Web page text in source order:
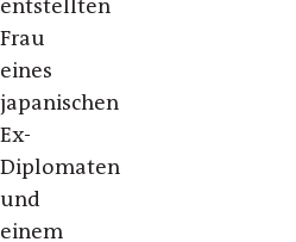
entstellten
Frau
eines
japanischen
Ex-
Diplomaten
und
einem